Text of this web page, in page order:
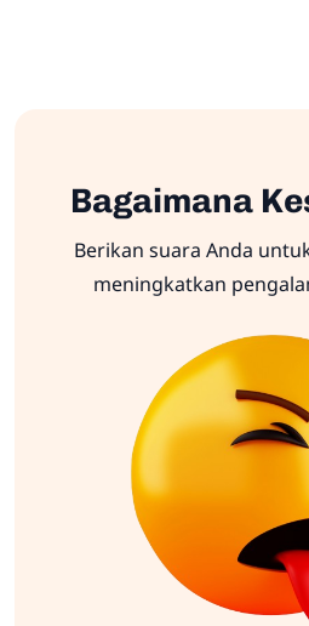
Bagaimana
Berikan suara Anda
meningkatkan